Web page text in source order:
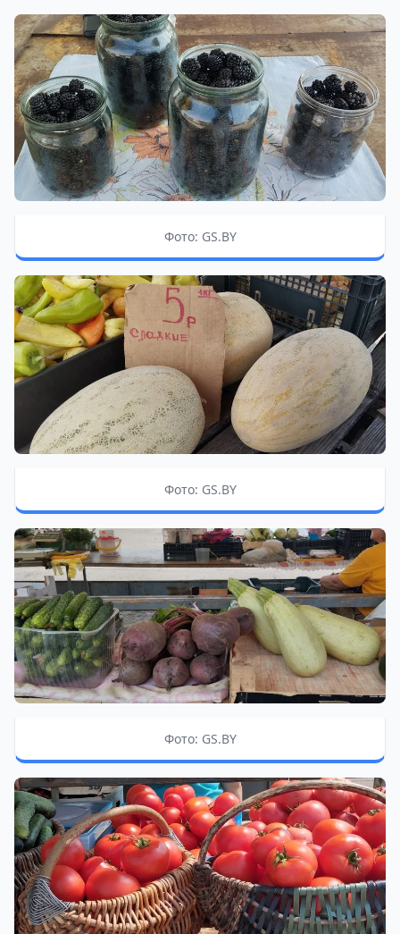
Фото: GS.BY
Фото: GS.BY
Фото: GS.BY